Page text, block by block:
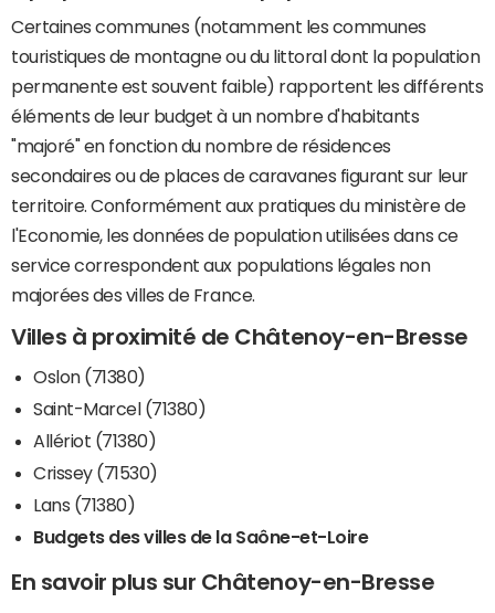
Certaines communes (notamment les communes
touristiques de montagne ou du littoral dont la population
permanente est souvent faible) rapportent les différents
éléments de leur budget à un nombre d'habitants
"majoré" en fonction du nombre de résidences
secondaires ou de places de caravanes figurant sur leur
territoire. Conformément aux pratiques du ministère de
l'Economie, les données de population utilisées dans ce
service correspondent aux populations légales non
majorées des villes de France.
Villes à proximité de Châtenoy-en-Bresse
Oslon (71380)
Saint-Marcel (71380)
Allériot (71380)
Crissey (71530)
Lans (71380)
Budgets des villes de la Saône-et-Loire
En savoir plus sur Châtenoy-en-Bresse